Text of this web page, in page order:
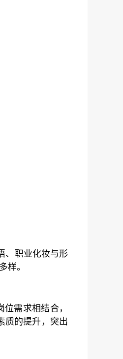
、职业化妆与形
样。
需求相结合，
质的提升，突出